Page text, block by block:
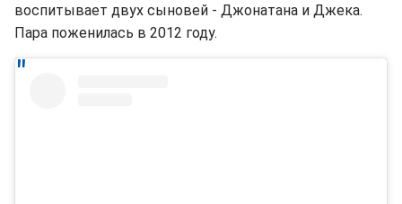
воспитывает двух сыновей - Джонатана и Джека.
Пара поженилась в 2012 году.